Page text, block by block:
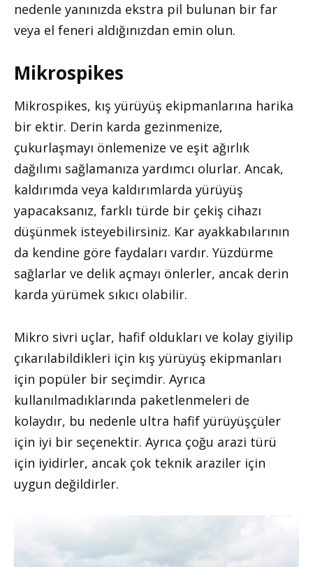
nedenle yanınızda ekstra pil bulunan bir far
veya el feneri aldığınızdan emin olun.
Mikrospikes
Mikrospikes, kış yürüyüş ekipmanlarına harika
bir ektir. Derin karda gezinmenize,
çukurlaşmayı önlemenize ve eşit ağırlık
dağılımı sağlamanıza yardımcı olurlar. Ancak,
kaldırımda veya kaldırımlarda yürüyüş
yapacaksanız, farklı türde bir çekiş cihazı
düşünmek isteyebilirsiniz. Kar ayakkabılarının
da kendine göre faydaları vardır. Yüzdürme
sağlarlar ve delik açmayı önlerler, ancak derin
karda yürümek sıkıcı olabilir.
Mikro sivri uçlar, hafif oldukları ve kolay giyilip
çıkarılabildikleri için kış yürüyüş ekipmanları
için popüler bir seçimdir. Ayrıca
kullanılmadıklarında paketlenmeleri de
kolaydır, bu nedenle ultra hafif yürüyüşçüler
için iyi bir seçenektir. Ayrıca çoğu arazi türü
için iyidirler, ancak çok teknik araziler için
uygun değildirler.